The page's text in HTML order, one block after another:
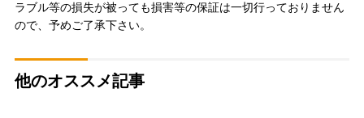
ラブル等の損失が被っても損害等の保証は一切行っておりません
ので、予めご了承下さい。
他のオススメ記事